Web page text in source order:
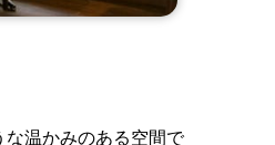
な温かみのある空間で